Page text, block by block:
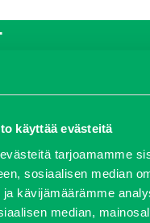
käyttää evästeitä
tarjoamamme
sosiaalisen median
ja kävijämäärämme
median,
2022